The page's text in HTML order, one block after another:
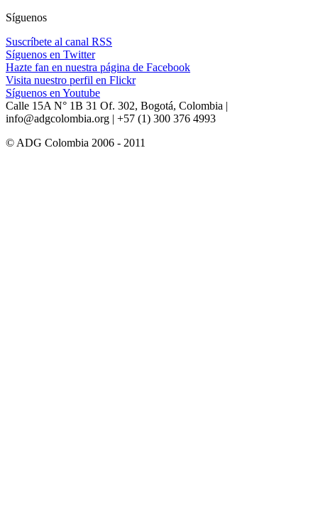
Síguenos
Suscríbete al canal RSS
Síguenos en Twitter
Hazte fan en nuestra página de Facebook
Visita nuestro perfil en Flickr
Síguenos en Youtube
Calle 15A N° 1B 31 Of. 302, Bogotá, Colombia |
info@adgcolombia.org | +57 (1) 300 376 4993
© ADG Colombia 2006 - 2011